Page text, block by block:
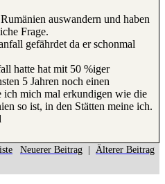
auswandern und haben
Frage.
gefährdet da er schonmal
hatte hat mit 50 %iger
5 Jahren noch einen
mich mal erkundigen wie die
so ist, in den Stätten meine ich.
Neuerer Beitrag Älterer Beitrag